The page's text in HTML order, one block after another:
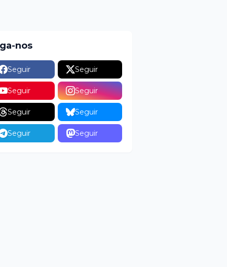
nos
Seguir Seguir
Seguir Seguir
Seguir Seguir
Seguir Seguir